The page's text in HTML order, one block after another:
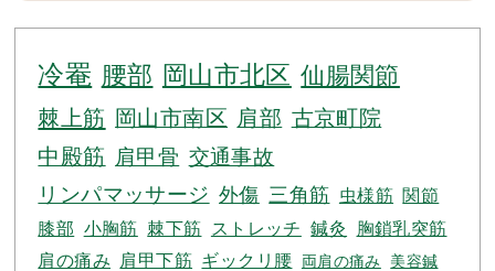
冷罨 腰部 岡山市北区 仙腸関節
棘上筋 岡山市南区 肩部 古京町院
中殿筋 肩甲骨 交通事故
リンパマッサージ 外傷 三角筋 虫様筋 関節
膝部 小胸筋 棘下筋 ストレッチ 鍼灸
胸鎖乳突筋
肩の痛み
肩甲下筋 ギックリ腰 両肩の痛み
美容鍼